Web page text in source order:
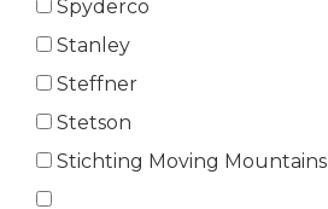
Spyderco
Stanley
Steffner
Stetson
Stichting Moving Mountains